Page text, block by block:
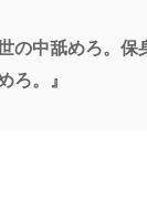
の中舐めろ。保
ろ。』